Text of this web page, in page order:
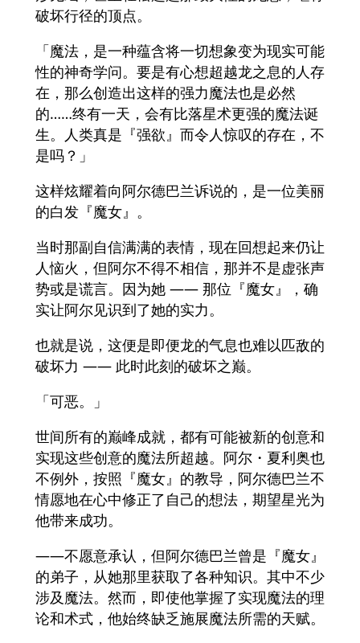
破坏行径的顶点。
「魔法，是一种蕴含将一切想象变为现实可能
性的神奇学问。要是有心想超越龙之息的人存
在，那么创造出这样的强力魔法也是必然
的……终有一天，会有比落星术更强的魔法诞
生。人类真是『强欲』而令人惊叹的存在，不
是吗？」
这样炫耀着向阿尔德巴兰诉说的，是一位美丽
的白发『魔女』。
当时那副自信满满的表情，现在回想起来仍让
人恼火，但阿尔不得不相信，那并不是虚张声
势或是谎言。因为她 —— 那位『魔女』，确
实让阿尔见识到了她的实力。
也就是说，这便是即便龙的气息也难以匹敌的
破坏力 —— 此时此刻的破坏之巅。
「可恶。」
世间所有的巅峰成就，都有可能被新的创意和
实现这些创意的魔法所超越。阿尔・夏利奥也
不例外，按照『魔女』的教导，阿尔德巴兰不
情愿地在心中修正了自己的想法，期望星光为
他带来成功。
——不愿意承认，但阿尔德巴兰曾是『魔女』
的弟子，从她那里获取了各种知识。其中不少
涉及魔法。然而，即使他掌握了实现魔法的理
论和术式，他始终缺乏施展魔法所需的天赋。